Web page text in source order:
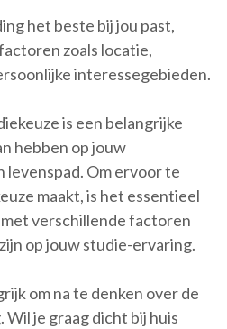
het beste bij jou past,
zoals locatie,
interessegebieden.
is een belangrijke
hebben op jouw
Om ervoor te
maakt, is het essentieel
verschillende factoren
op jouw studie-ervaring.
om na te denken over de
je graag dicht bij huis